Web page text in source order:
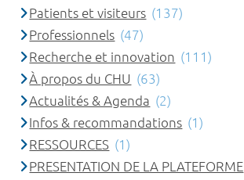
Patients et visiteurs (137)
Professionnels (47)
Recherche et innovation (111)
À propos du CHU (63)
Actualités & Agenda (2)
Infos & recommandations (1)
RESSOURCES (1)
PRESENTATION DE LA PLATEFORME